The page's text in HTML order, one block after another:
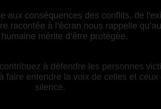
aux conséquences des conflits, de
racontée à l’écran nous rappelle
mérite d’être protégée.
à défendre les personnes
faire entendre la voix de celles et
silence.